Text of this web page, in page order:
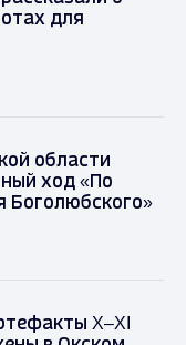
для
области
ход «По
Боголюбского»
X–XI